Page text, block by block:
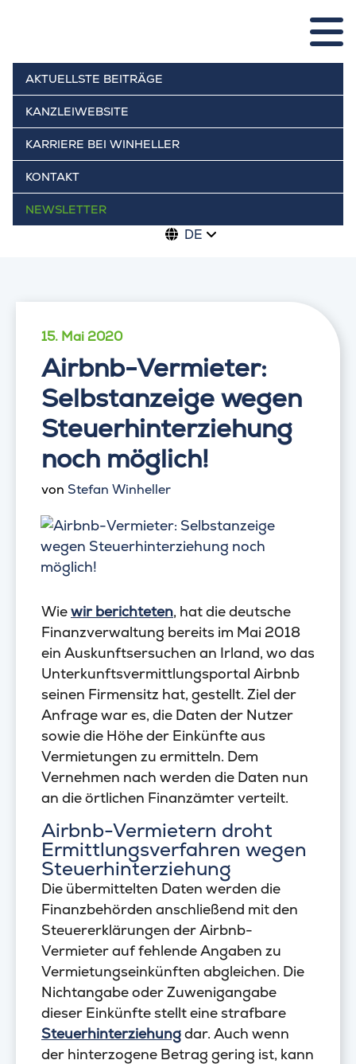
AKTUELLSTE BEITRÄGE
KANZLEIWEBSITE
KARRIERE BEI WINHELLER
KONTAKT
NEWSLETTER
DE
15. Mai 2020
Airbnb-Vermieter:
Selbstanzeige wegen
Steuerhinterziehung
noch möglich!
von Stefan Winheller
Wiewir berichteten, hat die deutsche
Finanzverwaltung bereits im Mai 2018
ein Auskunftsersuchen an Irland, wo das
Unterkunftsvermittlungsportal Airbnb
seinen Firmensitz hat, gestellt. Ziel der
Anfrage war es, die Daten der Nutzer
sowie die Höhe der Einkünfte aus
Vermietungen zu ermitteln. Dem
Vernehmen nach werden die Daten nun
an die örtlichen Finanzämter verteilt.
Airbnb-Vermietern droht
Ermittlungsverfahren wegen
Steuerhinterziehung
Die übermittelten Daten werden die
Finanzbehörden anschließend mit den
Steuererklärungen der Airbnb-
Vermieter auf fehlende Angaben zu
Vermietungseinkünften abgleichen. Die
Nichtangabe oder Zuwenigangabe
dieser Einkünfte stellt eine strafbare
Steuerhinterziehungdar. Auch wenn
der hinterzogene Betrag gering ist, kann